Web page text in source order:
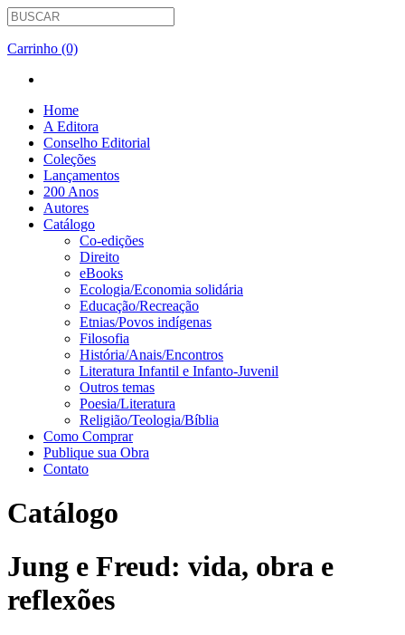
Carrinho (0)
Home
A Editora
Conselho Editorial
Coleções
Lançamentos
200 Anos
Autores
Catálogo
Co-edições
Direito
eBooks
Ecologia/Economia solidária
Educação/Recreação
Etnias/Povos indígenas
Filosofia
História/Anais/Encontros
Literatura Infantil e Infanto-Juvenil
Outros temas
Poesia/Literatura
Religião/Teologia/Bíblia
Como Comprar
Publique sua Obra
Contato
Catálogo
Jung e Freud: vida, obra e
reflexões